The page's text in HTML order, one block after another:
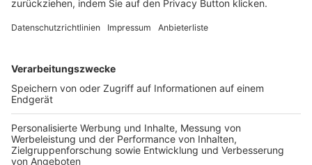
FOLGE DEM BFV
TOP-VEREINE